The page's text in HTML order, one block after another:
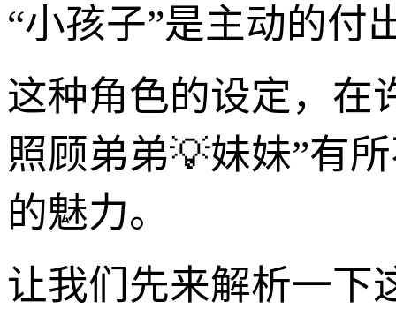
“小孩子”是主动的付
这种角色的设定，在
照顾弟弟💡妹妹”有
的魅力。
让我们先来解析一下